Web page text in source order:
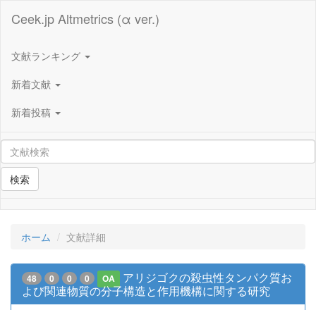
Ceek.jp Altmetrics (α ver.)
文献ランキング
新着文献
新着投稿
検索
ホーム 文献詳細
48 0 0 0 OA
アリジゴクの殺虫性タンパク質お
よび関連物質の分子構造と作用機構に関する研究